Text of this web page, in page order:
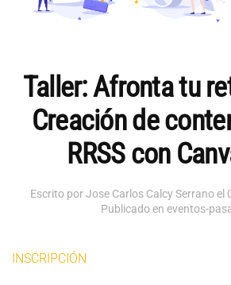
Taller: Afronta tu
Creación de
RRSS con
Escrito por Jose Carlos Calcy Serrano el
Publicado en eventos-
INSCRIPCIÓN